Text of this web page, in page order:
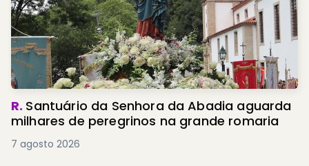
R. Santuário da Senhora da Abadia aguarda
milhares de peregrinos na grande romaria
7 agosto 2026